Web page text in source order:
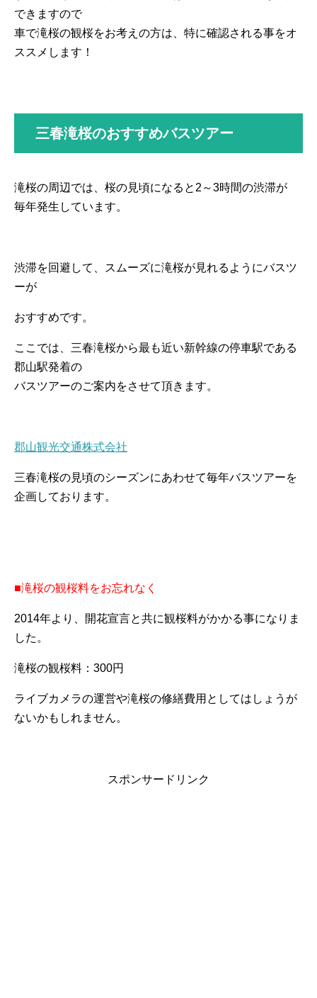
できますので
車で滝桜の観桜をお考えの方は、特に確認される事をオ
ススメします！
三春滝桜のおすすめバスツアー
滝桜の周辺では、桜の見頃になると2～3時間の渋滞が
毎年発生しています。
渋滞を回避して、スムーズに滝桜が見れるようにバスツ
ーが
おすすめです。
ここでは、三春滝桜から最も近い新幹線の停車駅である
郡山駅発着の
バスツアーのご案内をさせて頂きます。
郡山観光交通株式会社
三春滝桜の見頃のシーズンにあわせて毎年バスツアーを
企画しております。
■滝桜の観桜料をお忘れなく
2014年より、開花宣言と共に観桜料がかかる事になりま
した。
滝桜の観桜料：300円
ライブカメラの運営や滝桜の修繕費用としてはしょうが
ないかもしれません。
スポンサードリンク